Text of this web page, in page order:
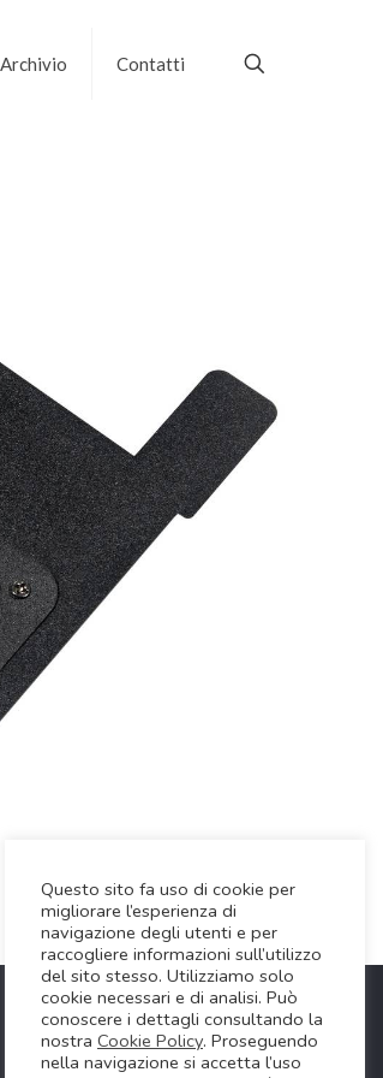
Archivio Contatti
Questo sito fa uso di cookie per
migliorare l’esperienza di
navigazione degli utenti e per
raccogliere informazioni sull’utilizzo
del sito stesso. Utilizziamo solo
cookie necessari e di analisi. Può
conoscere i dettagli consultando la
nostra Cookie Policy. Proseguendo
nella navigazione si accetta l’uso